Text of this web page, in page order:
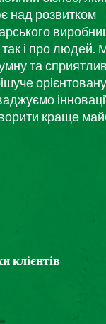
над розвитком
так і про людей.
та
краще
клієнтів